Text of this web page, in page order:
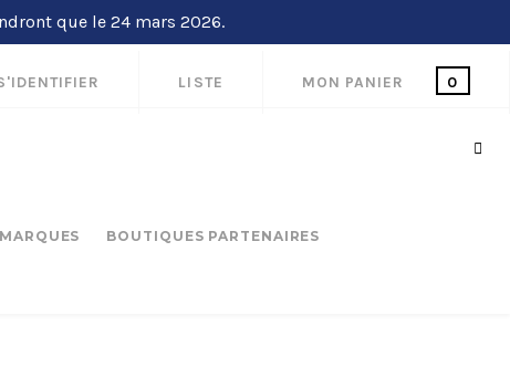
que le 24 mars 2026.
MON PANIER 0
LISTE
MARQUES BOUTIQUES PARTENAIRES